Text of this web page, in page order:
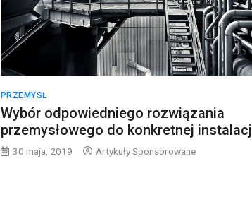
PRZEMYSŁ
Wybór odpowiedniego rozwiązania
przemysłowego do konkretnej
30 maja, 2019 Artykuły Sponsorowane